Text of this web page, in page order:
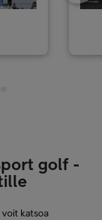
golf -
voit katsoa